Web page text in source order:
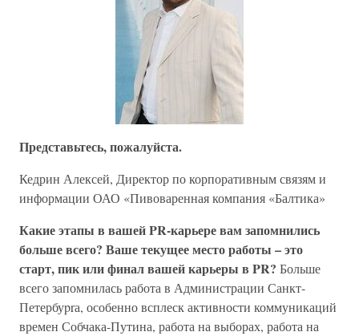
Представьтесь, пожалуйста.
Кедрин Алексей, Директор по корпоративным связям и
информации ОАО «Пивоваренная компания «Балтика»
Какие этапы в вашей PR-карьере вам запомнились
больше всего? Ваше текущее место работы – это
старт, пик или финал вашей карьеры в PR? Больше
всего запомнилась работа в Администрации Санкт-
Петербуprа, особенно всплеск активности коммуникаций
времен Собчака-Путина, работа на выборах, работа на